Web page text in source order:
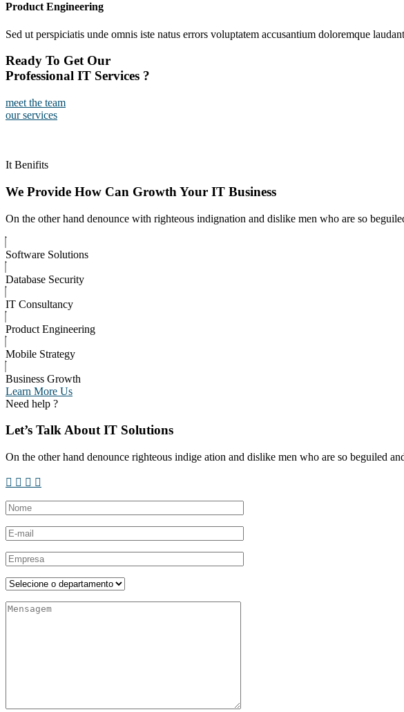
Product Engineering
Sed ut perspiciatis unde omnis iste natus errors voluptatem accusantium doloremque
Ready To Get Our
Professional IT Services ?
meet the team
our services
It Benifits
We Provide How Can Growth Your IT Business
On the other hand denounce with righteous indignation and dislike men who are so
Software Solutions
Database Security
IT Consultancy
Product Engineering
Mobile Strategy
Business Growth
Learn More Us
Need help ?
Let’s Talk About IT Solutions
On the other hand denounce righteous indige ation and dislike men who are so beguiled